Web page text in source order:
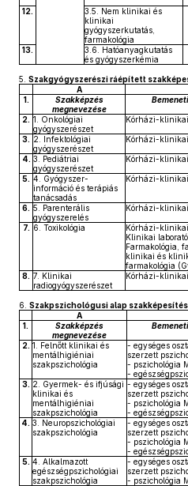
12.
3.5. Nem klinikai és
klinikai
gyógyszerkutatás,
farmakológia
13.
3.6. Hatóanyagkutatás
és gyógyszerkémia
5. Szakgyógyszerészi ráépített
A
1.
Szakképzés
megnevezése
2. 1. Onkológiai
gyógyszerészet
Kórházi-
3. 2. Infektológiai
gyógyszerészet
Kórházi-
4. 3. Pediátriai
gyógyszerészet
Kórházi-
5. 4. Gyógyszer-
információ és terápiás
tanácsadás
Kórházi-
6. 5. Parenterális
gyógyszerelés
Kórházi-
7. 6. Toxikológia
Kórházi-klinikai
Klinikai
Farmakológia,
klinikai és
farmakológia
8. 7. Klinikai
radiogyógyszerészet
Kórházi-
6. Szakpszichológusi alap
A
1.
Szakképzés
megnevezése
2. 1. Felnőtt klinikai és
mentálhigiéniai
szakpszichológia
- egységes
szerzett
- pszichológia
-
3. 2. Gyermek- és ifjúsági
klinikai és
mentálhigiéniai
szakpszichológia
- egységes
szerzett
- pszichológia
-
4. 3. Neuropszichológiai
szakpszichológia
- egységes
szerzett
- pszichológia
-
5. 4. Alkalmazott
egészségpszichológiai
szakpszichológia
- egységes
szerzett
- pszichológia